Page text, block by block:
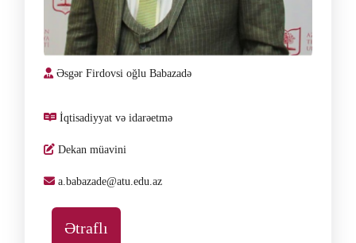
Əsgər Firdovsi oğlu Babazadə
İqtisadiyyat və idarəetmə
Dekan müavini
a.babazade@atu.edu.az
Ətraflı